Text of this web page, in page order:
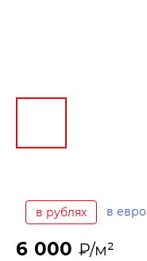
в рублях в евро
6 000 ₽/м²